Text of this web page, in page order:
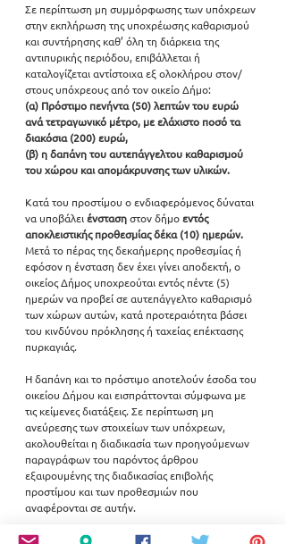
Σε περίπτωση μη συμμόρφωσης των υπόχρεων
στην εκπλήρωση της υποχρέωσης καθαρισμού
και συντήρησης καθ’ όλη τη διάρκεια της
αντιπυρικής περιόδου, επιβάλλεται ή
καταλογίζεται αντίστοιχα εξ ολοκλήρου στον/
στους υπόχρεους από τον οικείο Δήμο:
(α) Πρόστιμο πενήντα (50) λεπτών του ευρώ
ανά τετραγωνικό μέτρο, με ελάχιστο ποσό τα
διακόσια (200) ευρώ,
(β) η δαπάνη του αυτεπάγγελτου καθαρισμού
του χώρου και απομάκρυνσης των υλικών.
Κατά του προστίμου ο ενδιαφερόμενος δύναται
να υποβάλει ένσταση στον δήμο εντός
αποκλειστικής προθεσμίας δέκα (10) ημερών.
Μετά το πέρας της δεκαήμερης προθεσμίας ή
εφόσον η ένσταση δεν έχει γίνει αποδεκτή, ο
οικείος Δήμος υποχρεούται εντός πέντε (5)
ημερών να προβεί σε αυτεπάγγελτο καθαρισμό
των χώρων αυτών, κατά προτεραιότητα βάσει
του κινδύνου πρόκλησης ή ταχείας επέκτασης
πυρκαγιάς.
Η δαπάνη και το πρόστιμο αποτελούν έσοδα του
οικείου Δήμου και εισπράττονται σύμφωνα με
τις κείμενες διατάξεις. Σε περίπτωση μη
ανεύρεσης των στοιχείων των υπόχρεων,
ακολουθείται η διαδικασία των προηγούμενων
παραγράφων του παρόντος άρθρου
εξαιρουμένης της διαδικασίας επιβολής
προστίμου και των προθεσμιών που
αναφέρονται σε αυτήν.
Στους υπόχρεους που δεν υποβάλλουν την